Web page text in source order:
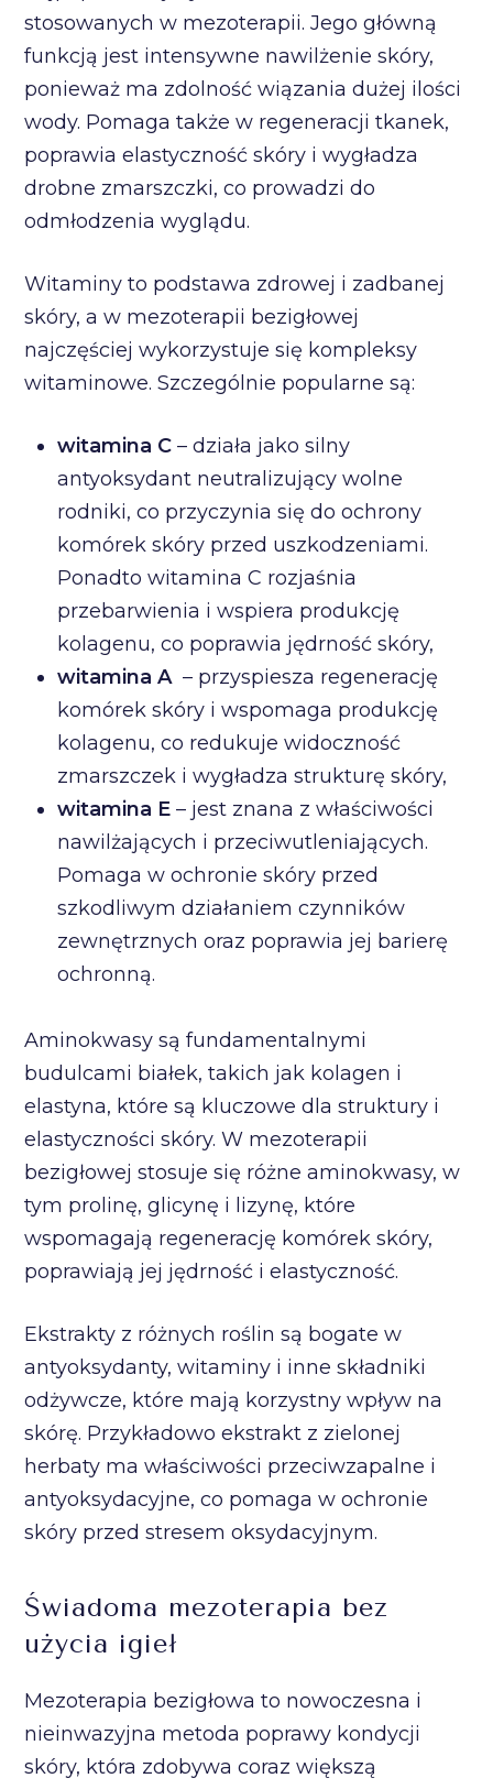
stosowanych w mezoterapii. Jego główną
funkcją jest intensywne nawilżenie skóry,
ponieważ ma zdolność wiązania dużej ilości
wody. Pomaga także w regeneracji tkanek,
poprawia elastyczność skóry i wygładza
drobne zmarszczki, co prowadzi do
odmłodzenia wyglądu.
Witaminy to podstawa zdrowej i zadbanej
skóry, a w mezoterapii bezigłowej
najczęściej wykorzystuje się kompleksy
witaminowe. Szczególnie popularne są:
witamina C – działa jako silny
antyoksydant neutralizujący wolne
rodniki, co przyczynia się do ochrony
komórek skóry przed uszkodzeniami.
Ponadto witamina C rozjaśnia
przebarwienia i wspiera produkcję
kolagenu, co poprawia jędrność skóry,
witamina A – przyspiesza regenerację
komórek skóry i wspomaga produkcję
kolagenu, co redukuje widoczność
zmarszczek i wygładza strukturę skóry,
witamina E – jest znana z właściwości
nawilżających i przeciwutleniających.
Pomaga w ochronie skóry przed
szkodliwym działaniem czynników
zewnętrznych oraz poprawia jej barierę
ochronną.
Aminokwasy są fundamentalnymi
budulcami białek, takich jak kolagen i
elastyna, które są kluczowe dla struktury i
elastyczności skóry. W mezoterapii
bezigłowej stosuje się różne aminokwasy, w
tym prolinę, glicynę i lizynę, które
wspomagają regenerację komórek skóry,
poprawiają jej jędrność i elastyczność.
Ekstrakty z różnych roślin są bogate w
antyoksydanty, witaminy i inne składniki
odżywcze, które mają korzystny wpływ na
skórę. Przykładowo ekstrakt z zielonej
herbaty ma właściwości przeciwzapalne i
antyoksydacyjne, co pomaga w ochronie
skóry przed stresem oksydacyjnym.
Świadoma mezoterapia bez
użycia igieł
Mezoterapia bezigłowa to nowoczesna i
nieinwazyjna metoda poprawy kondycji
skóry, która zdobywa coraz większą